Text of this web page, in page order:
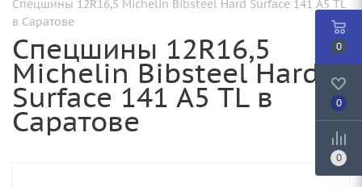
Спецшины 12R16,5 Michelin Bibsteel Hard Surface 141 A5 TL
в Саратове
Спецшины 12R16,5
Michelin Bibsteel Hard
Surface 141 A5 TL в
Саратове
0
0
0